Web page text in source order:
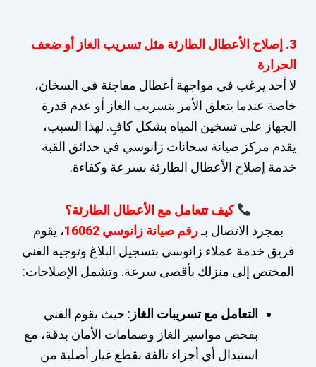
3. إصلاح الأعطال الطارئة مثل تسريب الغاز أو ضعف
الحرارة
لا أحد يرغب في مواجهة أعطال مفاجئة في السخان،
خاصة عندما يتعلق الأمر بتسريب الغاز أو عدم قدرة
الجهاز على تسخين المياه بشكل كافٍ. لهذا السبب،
يقدم مركز صيانة سخانات زانوسي في حدائق القبة
خدمة إصلاح الأعطال الطارئة بسرعة وكفاءة.
كيف تتعامل مع الأعطال الطارئة؟
بمجرد الاتصال بـرقم صيانة زانوسي 16062
، يقوم
فريق خدمة عملاء زانوسي بتسجيل البلاغ وتوجيه الفني
المختص إلى منزلك بأقصى سرعة. وتشمل الإصلاحات:
التعامل مع تسريبات الغاز : حيث يقوم الفني
بفحص مواسير الغاز وصمامات الأمان بدقة، مع
استبدال أي أجزاء تالفة بقطع غيار أصلية من